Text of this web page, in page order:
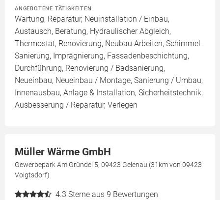
ANGEBOTENE TÄTIGKEITEN
Wartung, Reparatur, Neuinstallation / Einbau,
Austausch, Beratung, Hydraulischer Abgleich,
Thermostat, Renovierung, Neubau Arbeiten, Schimmel-
Sanierung, Imprägnierung, Fassadenbeschichtung,
Durchführung, Renovierung / Badsanierung,
Neueinbau, Neueinbau / Montage, Sanierung / Umbau,
Innenausbau, Anlage & Installation, Sicherheitstechnik,
Ausbesserung / Reparatur, Verlegen
Müller Wärme GmbH
Gewerbepark Am Gründel 5, 09423 Gelenau (31km von 09423
Voigtsdorf)
4.3 Sterne aus 9 Bewertungen